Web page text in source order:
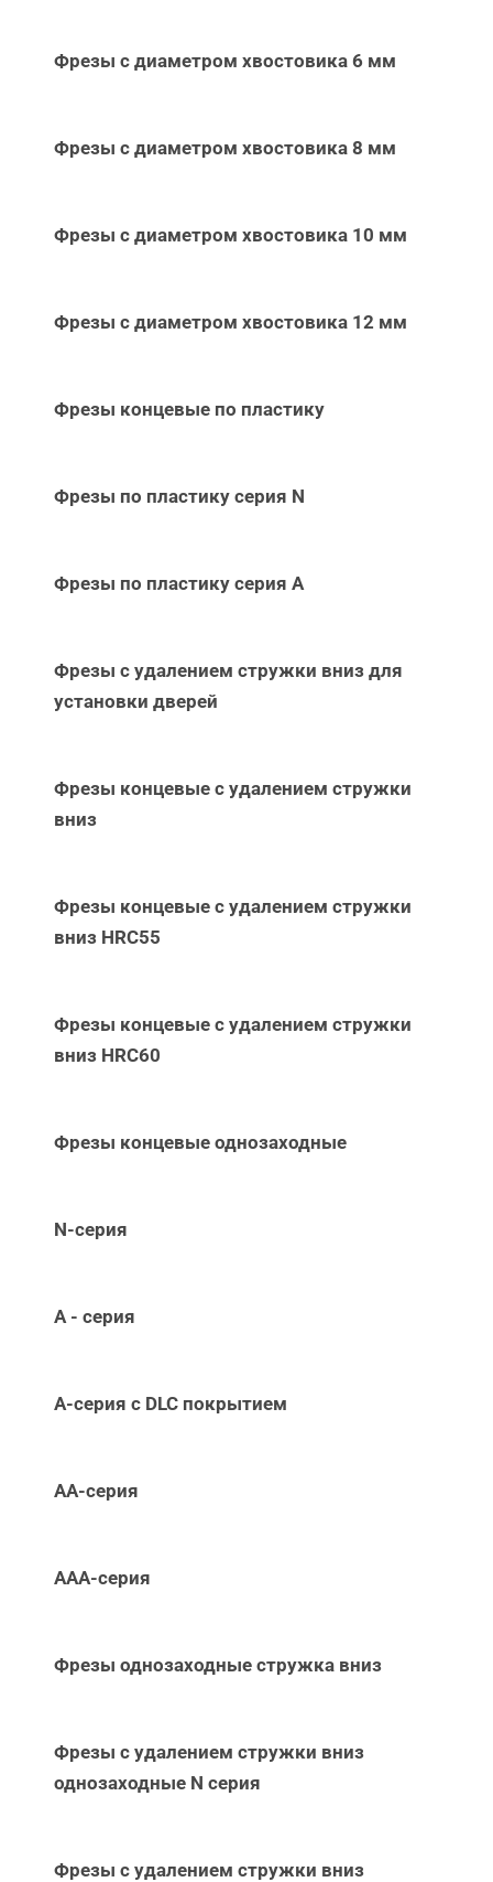
Фрезы с диаметром хвостовика 6 мм
Фрезы с диаметром хвостовика 8 мм
Фрезы с диаметром хвостовика 10 мм
Фрезы с диаметром хвостовика 12 мм
Фрезы концевые по пластику
Фрезы по пластику серия N
Фрезы по пластику серия А
Фрезы с удалением стружки вниз для
установки дверей
Фрезы концевые с удалением стружки
вниз
Фрезы концевые с удалением стружки
вниз НRC55
Фрезы концевые с удалением стружки
вниз НRC60
Фрезы концевые однозаходные
N-серия
А - серия
А-серия c DLC покрытием
АА-серия
ААА-серия
Фрезы однозаходные стружка вниз
Фрезы с удалением стружки вниз
однозаходные N серия
Фрезы с удалением стружки вниз